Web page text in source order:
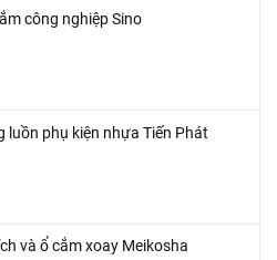
công nghiệp Sino
luồn phụ kiện nhựa Tiến Phát
và ổ cắm xoay Meikosha